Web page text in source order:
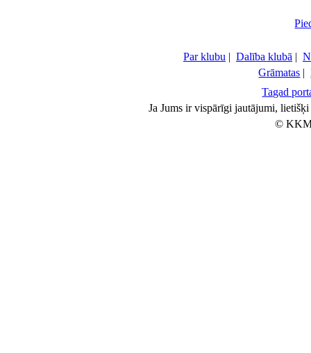
Par klubu | Dalība klubā |
Grāmatas |
Tagad
Ja Jums ir vispārīgi jautājumi,
©